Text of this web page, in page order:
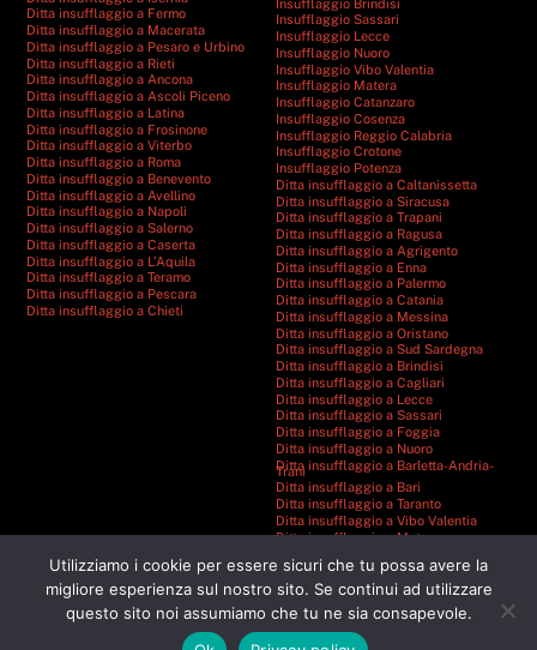
Ditta insufflaggio a Fermo
Ditta insufflaggio a Macerata
Ditta insufflaggio a Pesaro e Urbino
Ditta insufflaggio a Rieti
Ditta insufflaggio a Ancona
Ditta insufflaggio a Ascoli Piceno
Ditta insufflaggio a Latina
Ditta insufflaggio a Frosinone
Ditta insufflaggio a Viterbo
Ditta insufflaggio a Roma
Ditta insufflaggio a Benevento
Ditta insufflaggio a Avellino
Ditta insufflaggio a Napoli
Ditta insufflaggio a Salerno
Ditta insufflaggio a Caserta
Ditta insufflaggio a L’Aquila
Ditta insufflaggio a Teramo
Ditta insufflaggio a Pescara
Ditta insufflaggio a Chieti
Insufflaggio Brindisi
Insufflaggio Sassari
Insufflaggio Lecce
Insufflaggio Nuoro
Insufflaggio Vibo Valentia
Insufflaggio Matera
Insufflaggio Catanzaro
Insufflaggio Cosenza
Insufflaggio Reggio Calabria
Insufflaggio Crotone
Insufflaggio Potenza
Ditta insufflaggio a Caltanissetta
Ditta insufflaggio a Siracusa
Ditta insufflaggio a Trapani
Ditta insufflaggio a Ragusa
Ditta insufflaggio a Agrigento
Ditta insufflaggio a Enna
Ditta insufflaggio a Palermo
Ditta insufflaggio a Catania
Ditta insufflaggio a Messina
Ditta insufflaggio a Oristano
Ditta insufflaggio a Sud Sardegna
Ditta insufflaggio a Brindisi
Ditta insufflaggio a Cagliari
Ditta insufflaggio a Lecce
Ditta insufflaggio a Sassari
Ditta insufflaggio a Foggia
Ditta insufflaggio a Nuoro
Ditta insufflaggio a Barletta-Andria-
Trani
Ditta insufflaggio a Bari
Ditta insufflaggio a Taranto
Ditta insufflaggio a Vibo Valentia
Ditta insufflaggio a Matera
Ditta insufflaggio a Cosenza
Ditta insufflaggio a Reggio Calabria
Ditta insufflaggio a Potenza
Utilizziamo i cookie per essere sicuri che tu possa avere la
migliore esperienza sul nostro sito. Se continui ad utilizzare
questo sito noi assumiamo che tu ne sia consapevole.